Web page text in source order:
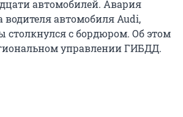
автомобилей. Авария
водителя автомобиля Audi,
с бордюром. Об этом
управлении ГИБДД.